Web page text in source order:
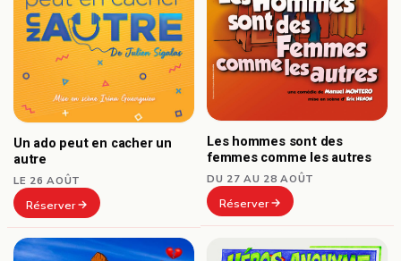
Un ado peut en cacher un
autre
LE 26 AOÛT
Réserver
Les hommes sont des
femmes comme les autres
DU 27 AU 28 AOÛT
Réserver